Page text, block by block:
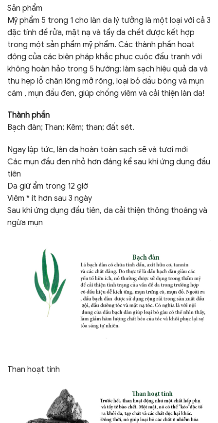
Sản phẩm
Mỹ phẩm 5 trong 1 cho làn da lý tưởng là một loại với cả 3
đặc tính để rửa, mặt nạ và tẩy da chết được kết hợp
trong một sản phẩm mỹ phẩm. Các thành phần hoạt
động của các biện pháp khắc phục cuộc đấu tranh với
không hoàn hảo trong 5 hướng: làm sạch hiệu quả da và
thu hẹp lỗ chân lông mở rộng, loại bỏ dầu bóng và mụn
cám , mụn đầu đen, giúp chống viêm và cải thiện làn da!
Thành phần
Bạch đàn; Than; Kẽm; than; đất sét.
Ngay lập tức, làn da hoàn toàn sạch sẽ và tươi mới
Các mụn đầu đen nhỏ hơn đáng kể sau khi ứng dụng đầu
tiên
Da giữ ẩm trong 12 giờ
Viêm * ít hơn sau 3 ngày
Sau khi ứng dụng đầu tiên, da cải thiện thông thoáng và
ngừa mụn
Than hoạt tính